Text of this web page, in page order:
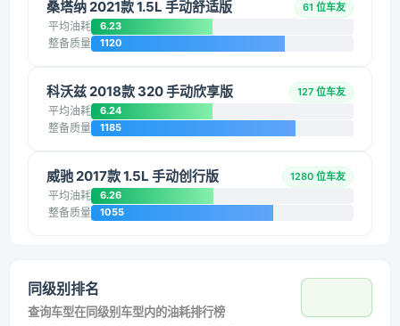
桑塔纳 2021款 1.5L 手动舒适版 61 位车友
平均油耗 6.23
整备质量 1120
科沃兹 2018款 320 手动欣享版 127 位车友
平均油耗 6.24
整备质量 1185
威驰 2017款 1.5L 手动创行版 1280 位车友
平均油耗 6.26
整备质量 1055
同级别排名
查询车型在同级别车型内的油耗排行榜